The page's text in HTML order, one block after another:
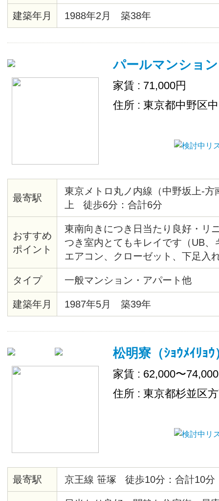
建築年月 1988年2月 築38年
パールマンション
家賃 : 71,000円
住所 : 東京都中野区
最寄駅
東京メトロ丸ノ内線（中野坂上-方
上 徒歩6分：合計6分
おすすめ
ポイント
東南向きにつき日当たり良好・リ
つき室内とてもキレイです（UB、
エアコン、クローゼット、下足入
アタイル材等々）・共用部分にセ
あり・モニター付オートロック・
見えます。２/２８までに契約完
です。
タイプ 一般マンション・アパート他
建築年月 1987年5月 築39年
松明寮（ｼｮｳﾒｲﾘｮｳ
家賃 : 62,000〜
住所 : 東京都杉並区
最寄駅 京王線 笹塚 徒歩10分：合計10分